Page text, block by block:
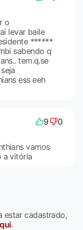
o
levar baile
******
sabendo q
tem.q.se
ess eeh
9 0
vamos
a vitória
estar cadastrado,
.